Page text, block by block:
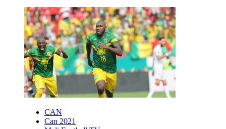
CAN
Can 2021